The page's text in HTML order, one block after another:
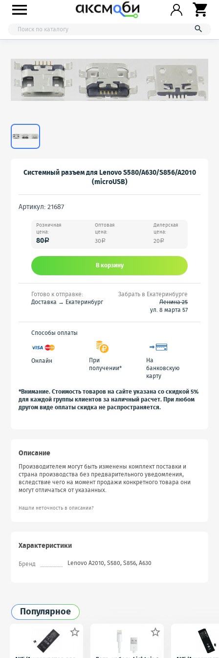



Системный разъем для Lenovo S580/A630/S856/A2010
(microUSB)
Артикул: 21687
Розничная
цена:
80a
Оптовая
цена:
30 a
Дилерская
цена:
20 a
В корзину
Готово к отправке:
Доставка → Екатеринбург
Забрать в Екатеринбурге
Ленина 25
ул. 8 марта 57
Способы оплаты
Онлайн
При
получении*
На
банковскую
карту
*Внимание. Стоимость товаров на сайте указана со скидкой 5%
для каждой группы клиентов за наличный расчет. При любом
другом виде оплаты скидка не распространяется.
Описание
Производителем могут быть изменены комплект поставки и
страна производства без предварительного уведомления,
вследствие чего на момент продажи конкретного товара они
могут отличаться от указанных.
Нашли неточность в описании?
Характеристики
Бренд Lenovo A2010, S580, S856, A630
Популярное
 